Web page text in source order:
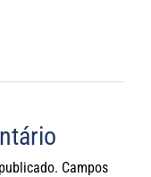
Campos